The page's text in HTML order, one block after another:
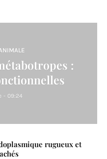
:
- 09:24
rugueux et